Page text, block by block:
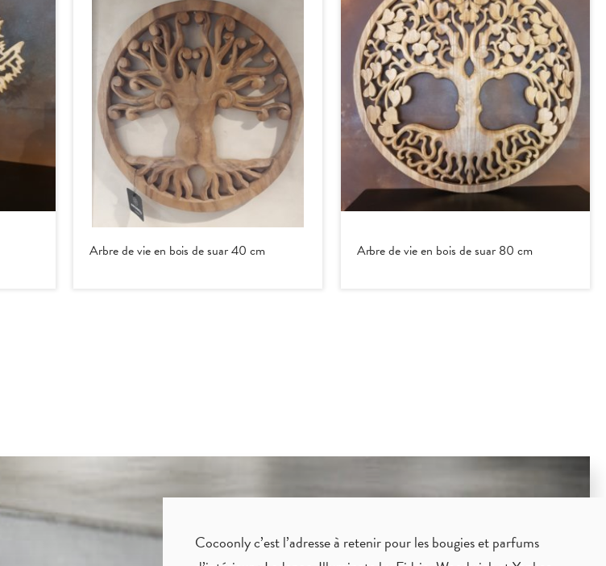
Arbre de vie en bois de suar 40 cm Arbre de vie en bois de suar 80 cm
Cocoonly c’est l’adresse à retenir pour les bougies et parfums